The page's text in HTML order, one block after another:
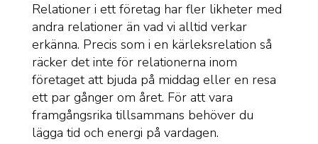
Relationer i ett företag har fler likheter med
andra relationer än vad vi alltid verkar
erkänna. Precis som i en kärleksrelation så
räcker det inte för relationerna inom
företaget att bjuda på middag eller en resa
ett par gånger om året. För att vara
framgångsrika tillsammans behöver du
lägga tid och energi på vardagen.